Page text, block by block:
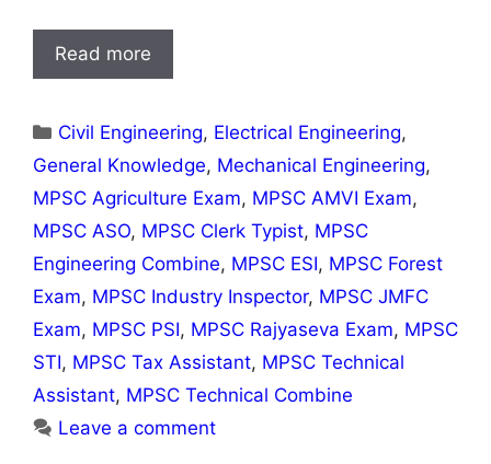
Read more
Categories
Civil Engineering, Electrical Engineering,
General Knowledge, Mechanical Engineering,
MPSC Agriculture Exam, MPSC AMVI Exam,
MPSC ASO, MPSC Clerk Typist, MPSC
Engineering Combine, MPSC ESI, MPSC Forest
Exam, MPSC Industry Inspector, MPSC JMFC
Exam, MPSC PSI, MPSC Rajyaseva Exam, MPSC
STI, MPSC Tax Assistant, MPSC Technical
Assistant, MPSC Technical Combine
Leave a comment